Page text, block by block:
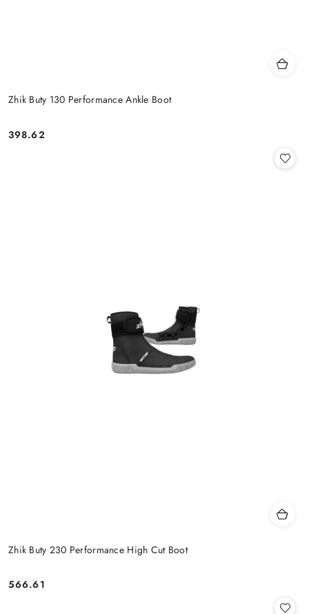
Zhik Buty 130 Performance Ankle Boot
Cena:
398.62
Zhik Buty 230 Performance High Cut Boot
Cena:
566.61